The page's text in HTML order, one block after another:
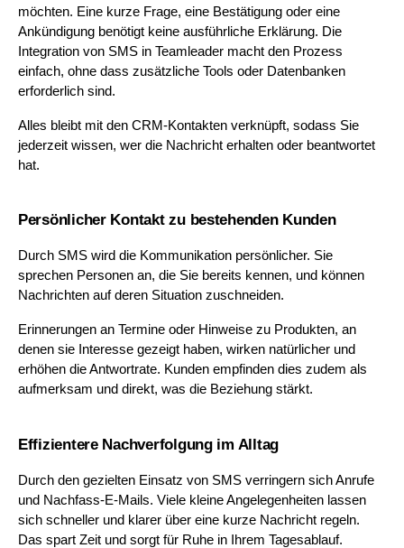
möchten. Eine kurze Frage, eine Bestätigung oder eine
Ankündigung benötigt keine ausführliche Erklärung. Die
Integration von SMS in Teamleader macht den Prozess
einfach, ohne dass zusätzliche Tools oder Datenbanken
erforderlich sind.
Alles bleibt mit den CRM-Kontakten verknüpft, sodass Sie
jederzeit wissen, wer die Nachricht erhalten oder beantwortet
hat.
Persönlicher Kontakt zu bestehenden Kunden
Durch SMS wird die Kommunikation persönlicher. Sie
sprechen Personen an, die Sie bereits kennen, und können
Nachrichten auf deren Situation zuschneiden.
Erinnerungen an Termine oder Hinweise zu Produkten, an
denen sie Interesse gezeigt haben, wirken natürlicher und
erhöhen die Antwortrate. Kunden empfinden dies zudem als
aufmerksam und direkt, was die Beziehung stärkt.
Effizientere Nachverfolgung im Alltag
Durch den gezielten Einsatz von SMS verringern sich Anrufe
und Nachfass-E-Mails. Viele kleine Angelegenheiten lassen
sich schneller und klarer über eine kurze Nachricht regeln.
Das spart Zeit und sorgt für Ruhe in Ihrem Tagesablauf.